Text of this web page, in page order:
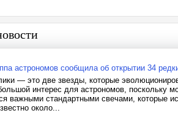
астрономов сообщила об открытии 34
— это две звезды, которые
интерес для астрономов, поскольку
важными стандартными свечами, которые
около...